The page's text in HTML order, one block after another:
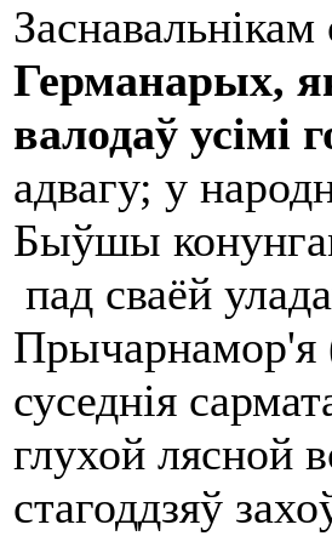
Германарых,
валодаў усімі
адвагу; у
Быўшы
пад сваёй
Прычарнамор'я
суседнія
глухой лясной
стагоддзяў